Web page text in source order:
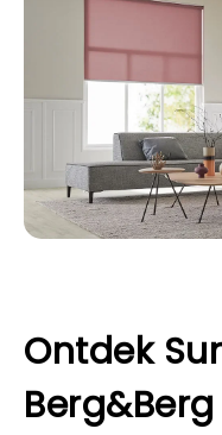
Ontdek